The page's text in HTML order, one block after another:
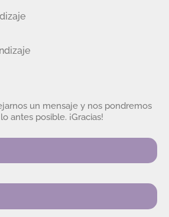
un mensaje y nos pondremos
antes posible. ¡Gracias!